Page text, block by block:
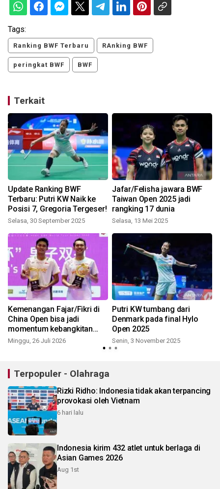
Tags:
Ranking BWF Terbaru RAnking BWF
peringkat BWF BWF
Terkait
Update Ranking BWF
Terbaru: Putri KW Naik ke
Posisi 7, Gregoria Tergeser!
Selasa, 30 September 2025
Jafar/Felisha jawara BWF
Taiwan Open 2025 jadi
rangking 17 dunia
Selasa, 13 Mei 2025
Kemenangan Fajar/Fikri di
China Open bisa jadi
momentum kebangkitan
ganda putra Indonesia
Minggu, 26 Juli 2026
Putri KW tumbang dari
Denmark pada final Hylo
Open 2025
Senin, 3 November 2025
Terpopuler - Olahraga
Rizki Ridho: Indonesia tidak akan terpancing
provokasi oleh Vietnam
6 hari lalu
Indonesia kirim 432 atlet untuk berlaga di
Asian Games 2026
Aug 1st